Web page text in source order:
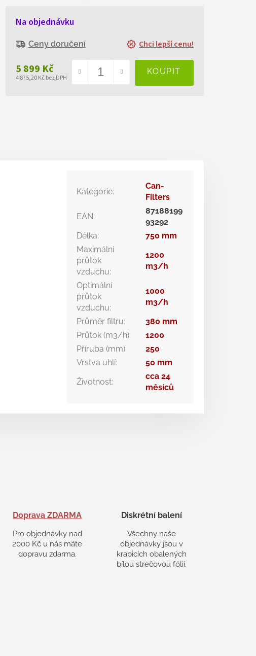
5 899 Kč
4 875,20 Kč bez DPH
Na objednávku
Ceny doručení Chci lepší cenu!
Doprava ZDARMA
Pro objednávky nad
2000 Kč u nás máte
dopravu zdarma.
Diskrétní balení
Všechny naše
objednávky jsou v
krabicích obalených
bílou strečovou fólií.
Kategorie:
Can-
Filters
EAN:
87188199
93292
Délka:
750 mm
Maximální
průtok
vzduchu:
1200
m3/h
Optimální
průtok
vzduchu:
1000
m3/h
Průměr filtru:
380 mm
Průtok (m3/h):
1200
Příruba (mm):
250
Vrstva uhlí:
50 mm
Životnost:
cca 24
měsíců